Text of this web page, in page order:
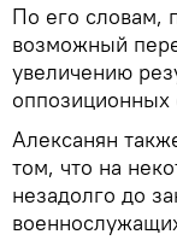
По его словам,
возможный
увеличению
оппозиционных
Алексанян
том, что на
незадолго до